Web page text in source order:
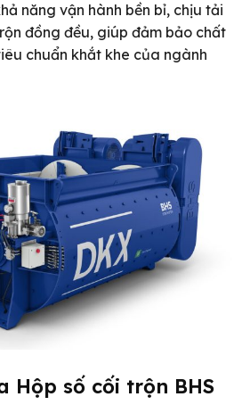
năng vận hành bền bỉ, chịu tải
đồng đều, giúp đảm bảo chất
chuẩn khắt khe của ngành
Hộp số cối trộn BHS